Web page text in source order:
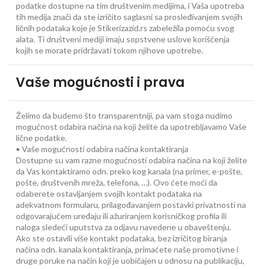
podatke dostupne na tim društvenim medijima, i Vaša upotreba
tih medija znači da ste izričito saglasni sa prosleđivanjem svojih
ličnih podataka koje je Stikerizazid.rs zabeležila pomoću svog
alata. Ti društveni mediji imaju sopstvene uslove korišćenja
kojih se morate pridržavati tokom njihove upotrebe.
Vaše mogućnosti i prava
Želimo da budemo što transparentniji, pa vam stoga nudimo
mogućnost odabira načina na koji želite da upotrebljavamo Vaše
lične podatke.
• Vaše mogućnosti odabira načina kontaktiranja
Dostupne su vam razne mogućnosti odabira načina na koji želite
da Vas kontaktiramo odn. preko kog kanala (na primer, e-pošte,
pošte, društvenih mreža, telefona, …). Ovo ćete moći da
odaberete ostavljanjem svojih kontakt podataka na
adekvatnom formularu, prilagođavanjem postavki privatnosti na
odgovarajućem uređaju ili ažuriranjem korisničkog profila ili
naloga sledeći uputstva za odjavu navedene u obaveštenju.
Ako ste ostavili više kontakt podataka, bez izričitog biranja
načina odn. kanala kontaktiranja, primaćete naše promotivne i
druge poruke na način koji je uobičajen u odnosu na publikaciju,